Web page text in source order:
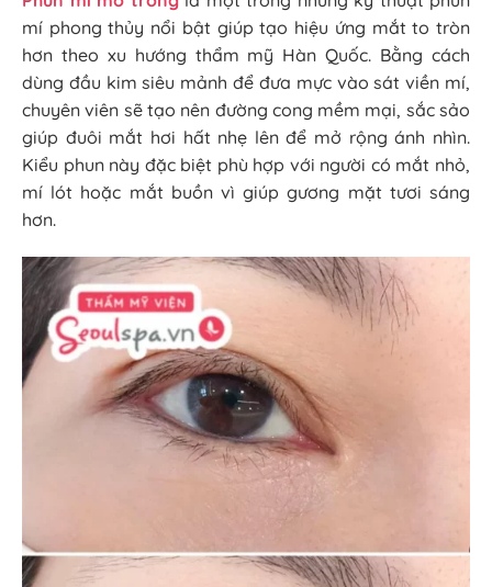
mí phong thủy nổi bật giúp tạo hiệu ứng mắt to tròn
hơn theo xu hướng thẩm mỹ Hàn Quốc. Bằng cách
dùng đầu kim siêu mảnh để đưa mực vào sát viền mí,
chuyên viên sẽ tạo nên đường cong mềm mại, sắc sảo
giúp đuôi mắt hơi hất nhẹ lên để mở rộng ánh nhìn.
Kiểu phun này đặc biệt phù hợp với người có mắt nhỏ,
mí lót hoặc mắt buồn vì giúp gương mặt tươi sáng
hơn.